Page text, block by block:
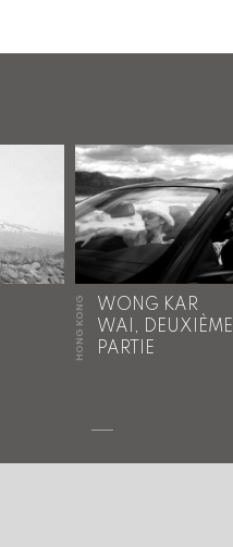
HONG KONG
WONG KAR
WAI, DEUXIÈME
PARTIE